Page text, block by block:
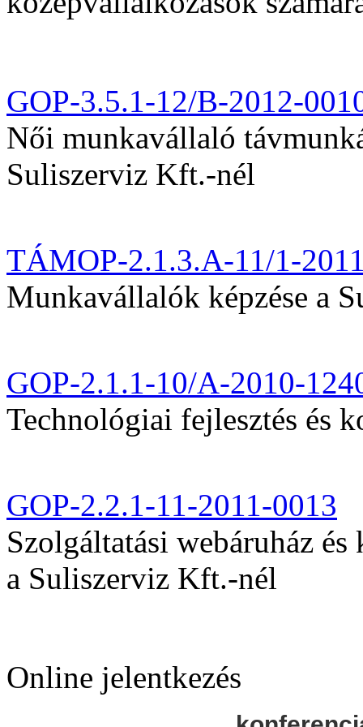
GOP-3.5.1-12/B-2012-
Női munkavállaló
Suliszerviz Kft.-nél
TÁMOP-2.1.3.A-11/1-
Munkavállalók képzése a
GOP-2.1.1-10/A-2010-
Technológiai fejlesztés és
GOP-2.2.1-11-2011-0013
Szolgáltatási webáruház
a Suliszerviz Kft.-nél
Online jelentkezés